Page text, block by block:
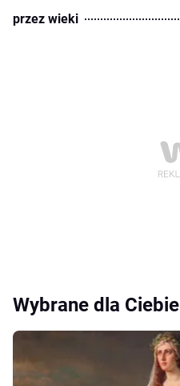
przez wieki
Wybrane dla Ciebie